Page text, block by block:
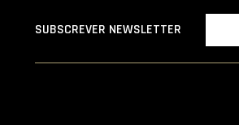
SUBSCREVER NEWSLETTER